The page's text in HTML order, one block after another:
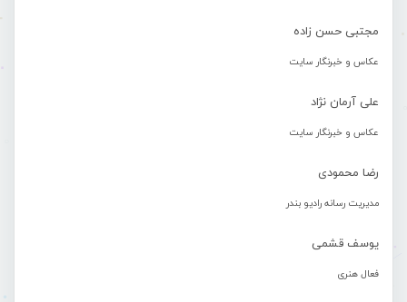
مجتبی حسن زاده
عکاس و خبرنگار سایت
علی آرمان نژاد
عکاس و خبرنگار سایت
رضا محمودی
مدیریت رسانه رادیو بندر
یوسف قشمی
فعال هنری